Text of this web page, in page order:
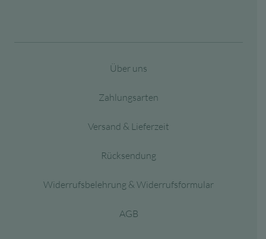
Über uns
Zahlungsarten
Versand & Lieferzeit
Rücksendung
Widerrufsbelehrung & Widerrufsformular
AGB